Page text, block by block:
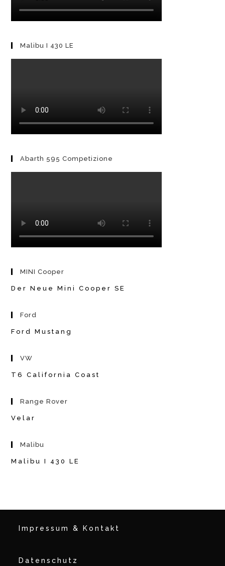
Malibu I 430 LE
Abarth 595 Competizione
MINI Cooper
Der Neue Mini Cooper SE
Ford
Ford Mustang
VW
T6 California Coast
Range Rover
Velar
Malibu
Malibu I 430 LE
Impressum & Kontakt
Datenschutz